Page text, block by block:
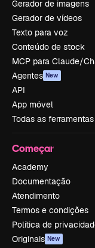
Gerador de imagens
Gerador de vídeos
Texto para voz
Conteúdo de stock
MCP para Claude/
Agentes New
API
App móvel
Todas as ferramentas
Começar
Academy
Documentação
Atendimento
Termos e condições
Política de
Originais New